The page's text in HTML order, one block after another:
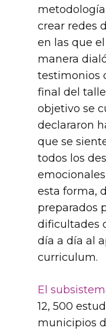
crear redes
en las que
manera
testimonios
final del
objetivo se
declararon
que se
todos los
esta forma,
preparados
dificultades
día a día al
curriculum.
El
12, 500
municipios